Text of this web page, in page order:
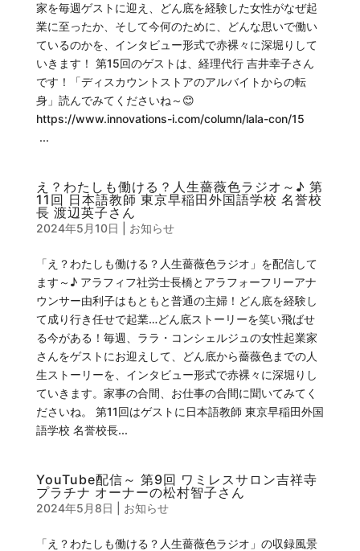
家を毎週ゲストに迎え、どん底を経験した女性がなぜ起
業に至ったか、そして今何のために、どんな思いで働い
ているのかを、インタビュー形式で赤裸々に深堀りして
いきます！ 第15回のゲストは、経理代行 吉井幸子さん
です！「ディスカウントストアのアルバイトからの転
身」読んでみてくださいね～😊
https://www.innovations-i.com/column/lala-con/15
...
え？わたしも働ける？人生薔薇色ラジオ～♪ 第
11回 日本語教師 東京早稲田外国語学校 名誉校
長 渡辺英子さん
2024年5月10日 お知らせ
「え？わたしも働ける？人生薔薇色ラジオ」を配信して
ます～♪ アラフィフ社労士長橋とアラフォーフリーアナ
ウンサー由利子はもともと普通の主婦！どん底を経験し
て成り行き任せで起業…どん底ストーリーを笑い飛ばせ
る今がある！毎週、ララ・コンシェルジュの女性起業家
さんをゲストにお迎えして、どん底から薔薇色までの人
生ストーリーを、インタビュー形式で赤裸々に深堀りし
ていきます。家事の合間、お仕事の合間に聞いてみてく
ださいね。 第11回はゲストに日本語教師 東京早稲田外国
語学校 名誉校長...
YouTube配信～ 第9回 ワミレスサロン吉祥寺
プラチナ オーナーの松村智子さん
2024年5月8日 お知らせ
「え？わたしも働ける？人生薔薇色ラジオ」の収録風景